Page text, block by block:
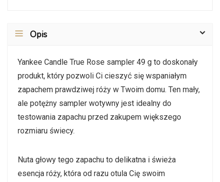
Opis
Yankee Candle True Rose sampler 49 g to doskonały
produkt, który pozwoli Ci cieszyć się wspaniałym
zapachem prawdziwej róży w Twoim domu. Ten mały,
ale potężny sampler wotywny jest idealny do
testowania zapachu przed zakupem większego
rozmiaru świecy.
Nuta głowy tego zapachu to delikatna i świeża
esencja róży, która od razu otula Cię swoim